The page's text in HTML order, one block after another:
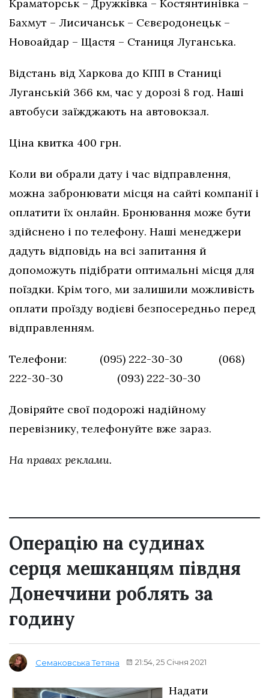
Краматорськ – Дружківка – Костянтинівка –
Бахмут – Лисичанськ – Сєвєродонецьк –
Новоайдар – Щастя – Станиця Луганська.
Відстань від Харкова до КПП в Станиці
Луганській 366 км, час у дорозі 8 год. Наші
автобуси заїжджають на автовокзал.
Ціна квитка 400 грн.
Коли ви обрали дату і час відправлення,
можна забронювати місця на сайті компанії і
оплатити їх онлайн. Бронювання може бути
здійснено і по телефону. Наші менеджери
дадуть відповідь на всі запитання й
допоможуть підібрати оптимальні місця для
поїздки. Крім того, ми залишили можливість
оплати проїзду водієві безпосередньо перед
відправленням.
Телефони: (095) 222-30-30 (068)
222-30-30 (093) 222-30-30
Довіряйте свої подорожі надійному
перевізнику, телефонуйте вже зараз.
На правах реклами.
Операцію на судинах
серця мешканцям півдня
Донеччини роблять за
годину
Семаковська Тетяна 21:54, 25 Січня 2021
Надати